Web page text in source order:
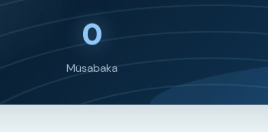
0
Müsabaka